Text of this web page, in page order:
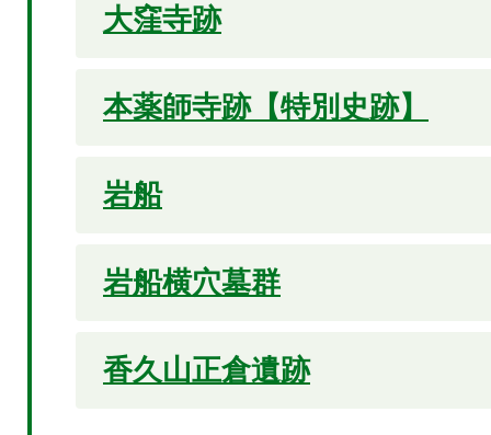
大窪寺跡
本薬師寺跡【特別史跡】
岩船
岩船横穴墓群
香久山正倉遺跡